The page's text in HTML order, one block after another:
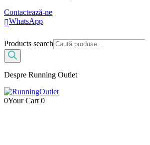
Contactează-ne
WhatsApp
Products search
Despre Running Outlet
0Your Cart 0